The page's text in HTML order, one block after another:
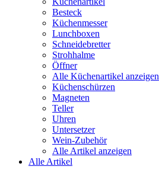
Besteck
Küchenmesser
Lunchboxen
Schneidebretter
Strohhalme
Öffner
Alle Küchenartikel anzeigen
Küchenschürzen
Magneten
Teller
Uhren
Untersetzer
Wein-Zubehör
Alle Artikel anzeigen
Alle Artikel